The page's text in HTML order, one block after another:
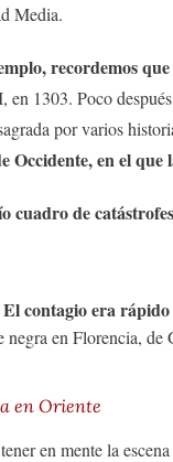
Media.
recordemos que
1303. Poco
por varios
Occidente, en el
cuadro de catástrofes
El contagio era rápido
negra en Florencia,
en Oriente
en mente la